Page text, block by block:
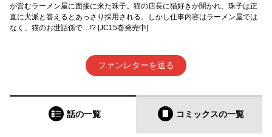
が営むラーメン屋に面接に来た珠子。猫の店長に猫好きか聞かれ、珠子は正
直に犬派と答えるとあっさり採用される。しかし仕事内容はラーメン屋では
なく、猫のお世話係で…!? [JC15巻発売中]
ファンレターを送る
話の一覧 コミックスの一覧